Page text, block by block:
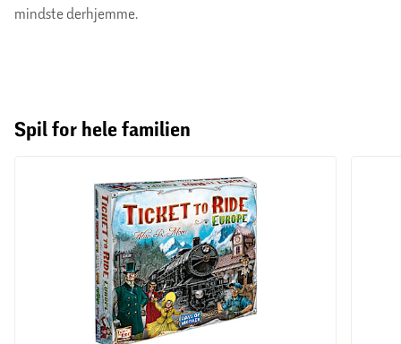
mindste derhjemme.
Spil for hele familien